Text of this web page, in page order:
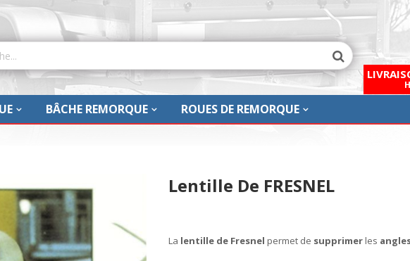
BÂCHE REMORQUE ROUES DE REMORQUE
Lentille De FRESNEL
La lentille de Fresnel permet de supprimer les